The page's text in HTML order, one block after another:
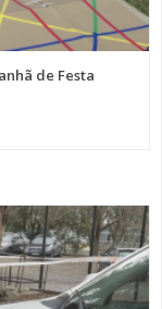
de Festa